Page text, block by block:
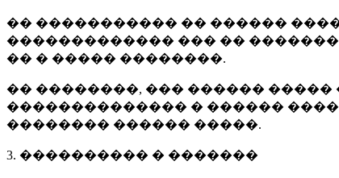
�� ����������� �� ������
������������� ��� ��
�� � ����� ��������.
�� ��������, ��� ������
�������������� � ������
�������� ������ �����.
3. ���������� � �������